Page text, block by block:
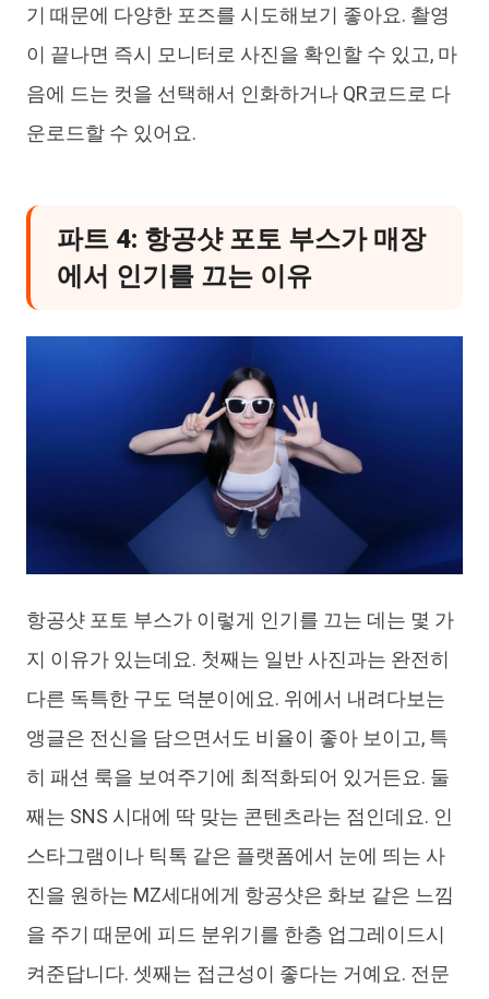
기 때문에 다양한 포즈를 시도해보기 좋아요. 촬영
이 끝나면 즉시 모니터로 사진을 확인할 수 있고, 마
음에 드는 컷을 선택해서 인화하거나 QR코드로 다
운로드할 수 있어요.
파트 4: 항공샷 포토 부스가 매장
에서 인기를 끄는 이유
항공샷 포토 부스가 이렇게 인기를 끄는 데는 몇 가
지 이유가 있는데요. 첫째는 일반 사진과는 완전히
다른 독특한 구도 덕분이에요. 위에서 내려다보는
앵글은 전신을 담으면서도 비율이 좋아 보이고, 특
히 패션 룩을 보여주기에 최적화되어 있거든요. 둘
째는 SNS 시대에 딱 맞는 콘텐츠라는 점인데요. 인
스타그램이나 틱톡 같은 플랫폼에서 눈에 띄는 사
진을 원하는 MZ세대에게 항공샷은 화보 같은 느낌
을 주기 때문에 피드 분위기를 한층 업그레이드시
켜준답니다. 셋째는 접근성이 좋다는 거예요. 전문